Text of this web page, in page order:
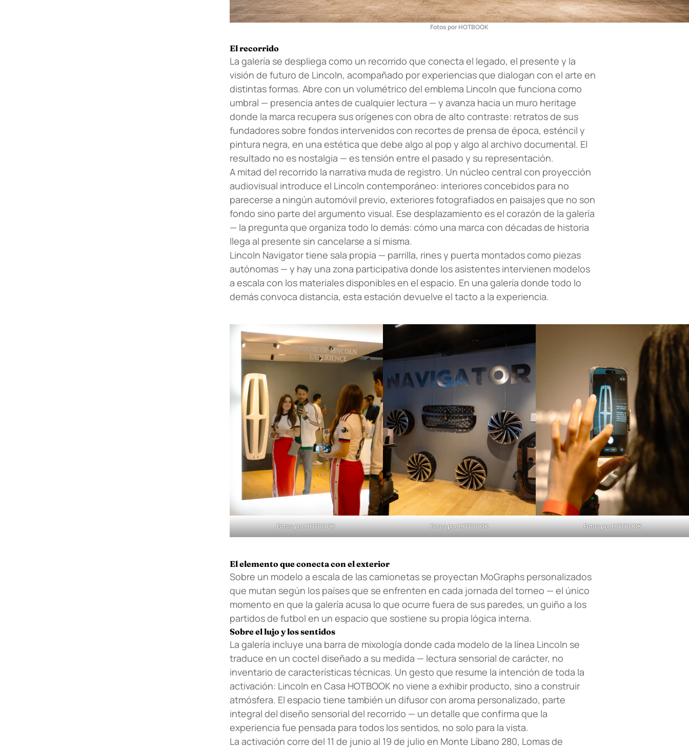
Fotos por HOTBOOK
El recorrido
La galería se despliega como un recorrido que conecta el legado, el presente y la
visión de futuro de Lincoln, acompañado por experiencias que dialogan con el arte en
distintas formas. Abre con un volumétrico del emblema Lincoln que funciona como
umbral — presencia antes de cualquier lectura — y avanza hacia un muro heritage
donde la marca recupera sus orígenes con obra de alto contraste: retratos de sus
fundadores sobre fondos intervenidos con recortes de prensa de época, esténcil y
pintura negra, en una estética que debe algo al pop y algo al archivo documental. El
resultado no es nostalgia — es tensión entre el pasado y su representación.
A mitad del recorrido la narrativa muda de registro. Un núcleo central con proyección
audiovisual introduce el Lincoln contemporáneo: interiores concebidos para no
parecerse a ningún automóvil previo, exteriores fotografiados en paisajes que no son
fondo sino parte del argumento visual. Ese desplazamiento es el corazón de la galería
— la pregunta que organiza todo lo demás: cómo una marca con décadas de historia
llega al presente sin cancelarse a sí misma.
Lincoln Navigator tiene sala propia — parrilla, rines y puerta montados como piezas
autónomas — y hay una zona participativa donde los asistentes intervienen modelos
a escala con los materiales disponibles en el espacio. En una galería donde todo lo
demás convoca distancia, esta estación devuelve el tacto a la experiencia.
Fotos por HOTBOOK Fotos por HOTBOOK Fotos por HOTBOOK
El elemento que conecta con el exterior
Sobre un modelo a escala de las camionetas se proyectan MoGraphs personalizados
que mutan según los países que se enfrenten en cada jornada del torneo — el único
momento en que la galería acusa lo que ocurre fuera de sus paredes, un guiño a los
partidos de futbol en un espacio que sostiene su propia lógica interna.
Sobre el lujo y los sentidos
La galería incluye una barra de mixología donde cada modelo de la línea Lincoln se
traduce en un coctel diseñado a su medida — lectura sensorial de carácter, no
inventario de características técnicas. Un gesto que resume la intención de toda la
activación: Lincoln en Casa HOTBOOK no viene a exhibir producto, sino a construir
atmósfera. El espacio tiene también un difusor con aroma personalizado, parte
integral del diseño sensorial del recorrido — un detalle que confirma que la
experiencia fue pensada para todos los sentidos, no solo para la vista.
La activación corre del 11 de junio al 19 de julio en Monte Líbano 280, Lomas de